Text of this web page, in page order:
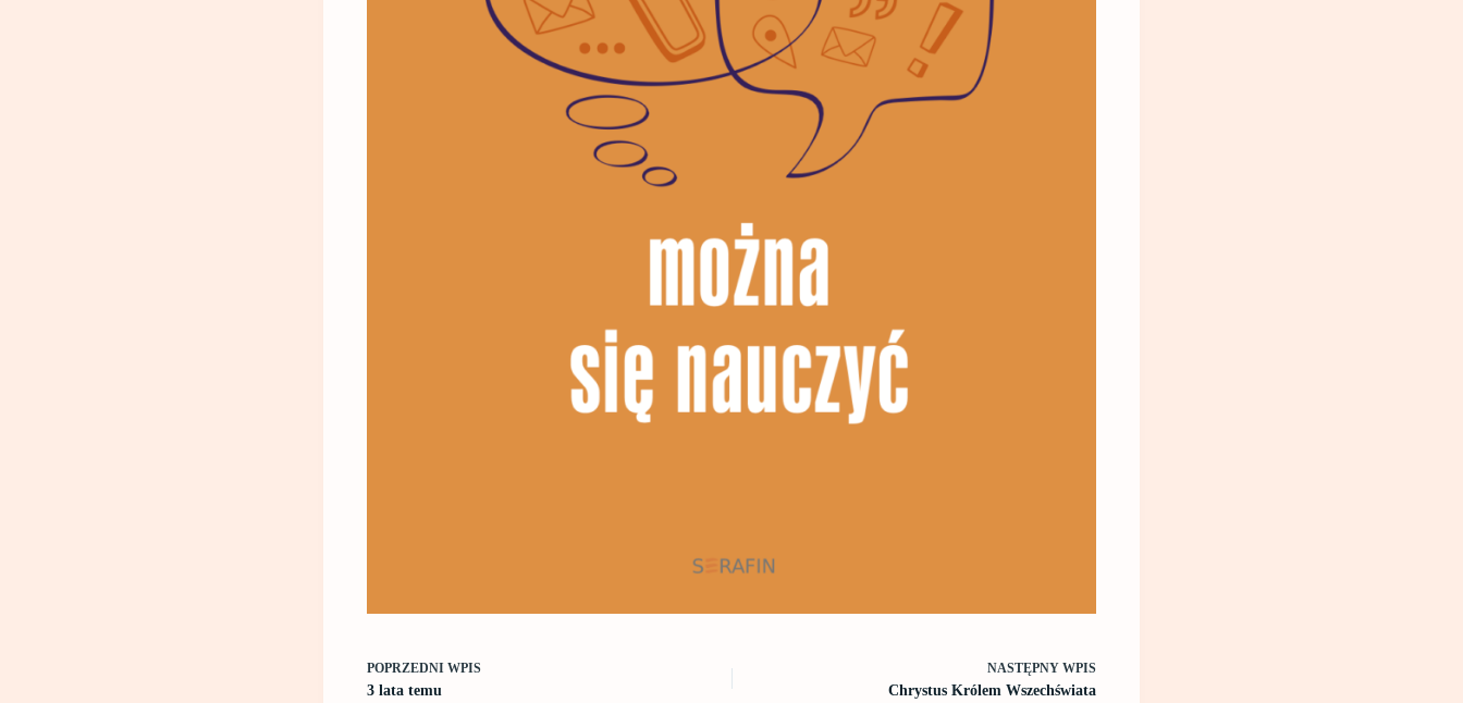
POPRZEDNI WPIS
3 lata temu
NASTĘPNY WPIS
Chrystus Królem Wszechświata